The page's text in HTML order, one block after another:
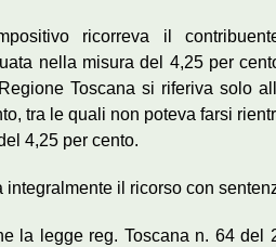
ricorreva il
nella misura del 4,25 per
Toscana si riferiva solo
tra le quali non poteva farsi
4,25 per cento.
integralmente il ricorso con
la legge reg. Toscana n. 64